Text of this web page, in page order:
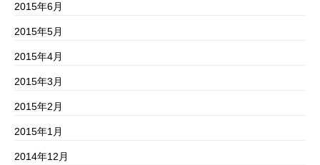
2015年6月
2015年5月
2015年4月
2015年3月
2015年2月
2015年1月
2014年12月